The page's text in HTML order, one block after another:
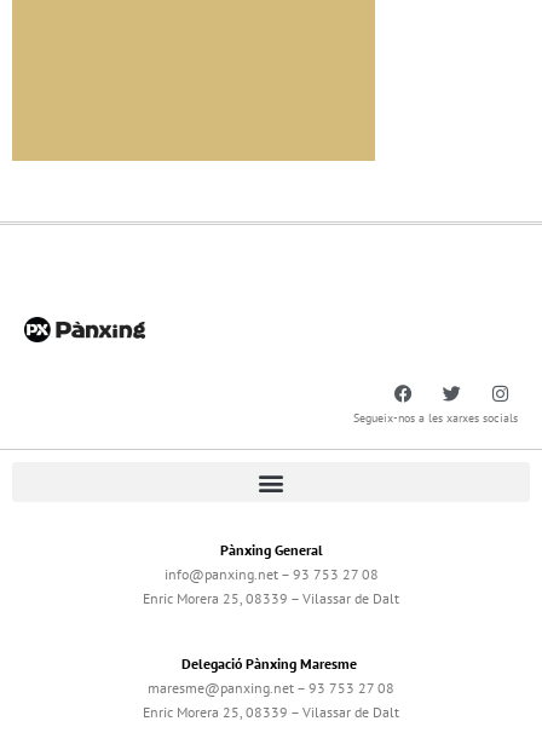
Segueix-nos a les xarxes socials
Pànxing General
info@panxing.net – 93 753 27 08
Enric Morera 25, 08339 – Vilassar de Dalt
Delegació Pànxing Maresme
maresme@panxing.net – 93 753 27 08
Enric Morera 25, 08339 – Vilassar de Dalt